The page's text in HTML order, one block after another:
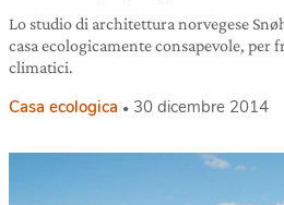
Lo studio di architettura norvegese
casa ecologicamente consapevole, per
climatici.
Casa ecologica 30 dicembre 2014